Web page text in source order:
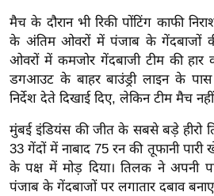
त्य
ज
ग
त
ऑ
टो
व
र्ल्ड
मैच के दौरान भी रिकी पोंटिंग काफी
के अंतिम ओवरों में पंजाब के गेंदबाजों
ओवरों में कमजोर गेंदबाजी टीम की हार
डगआउट के बाहर बाउंड्री लाइन के
निर्देश देते दिखाई दिए, लेकिन टीम मैच
मुंबई इंडियंस की जीत के सबसे बड़े हीरो
33 गेंदों में नाबाद 75 रन की तूफानी
के पक्ष में मोड़ दिया। तिलक ने अपनी
पंजाब के गेंदबाजों पर लगातार दबाव